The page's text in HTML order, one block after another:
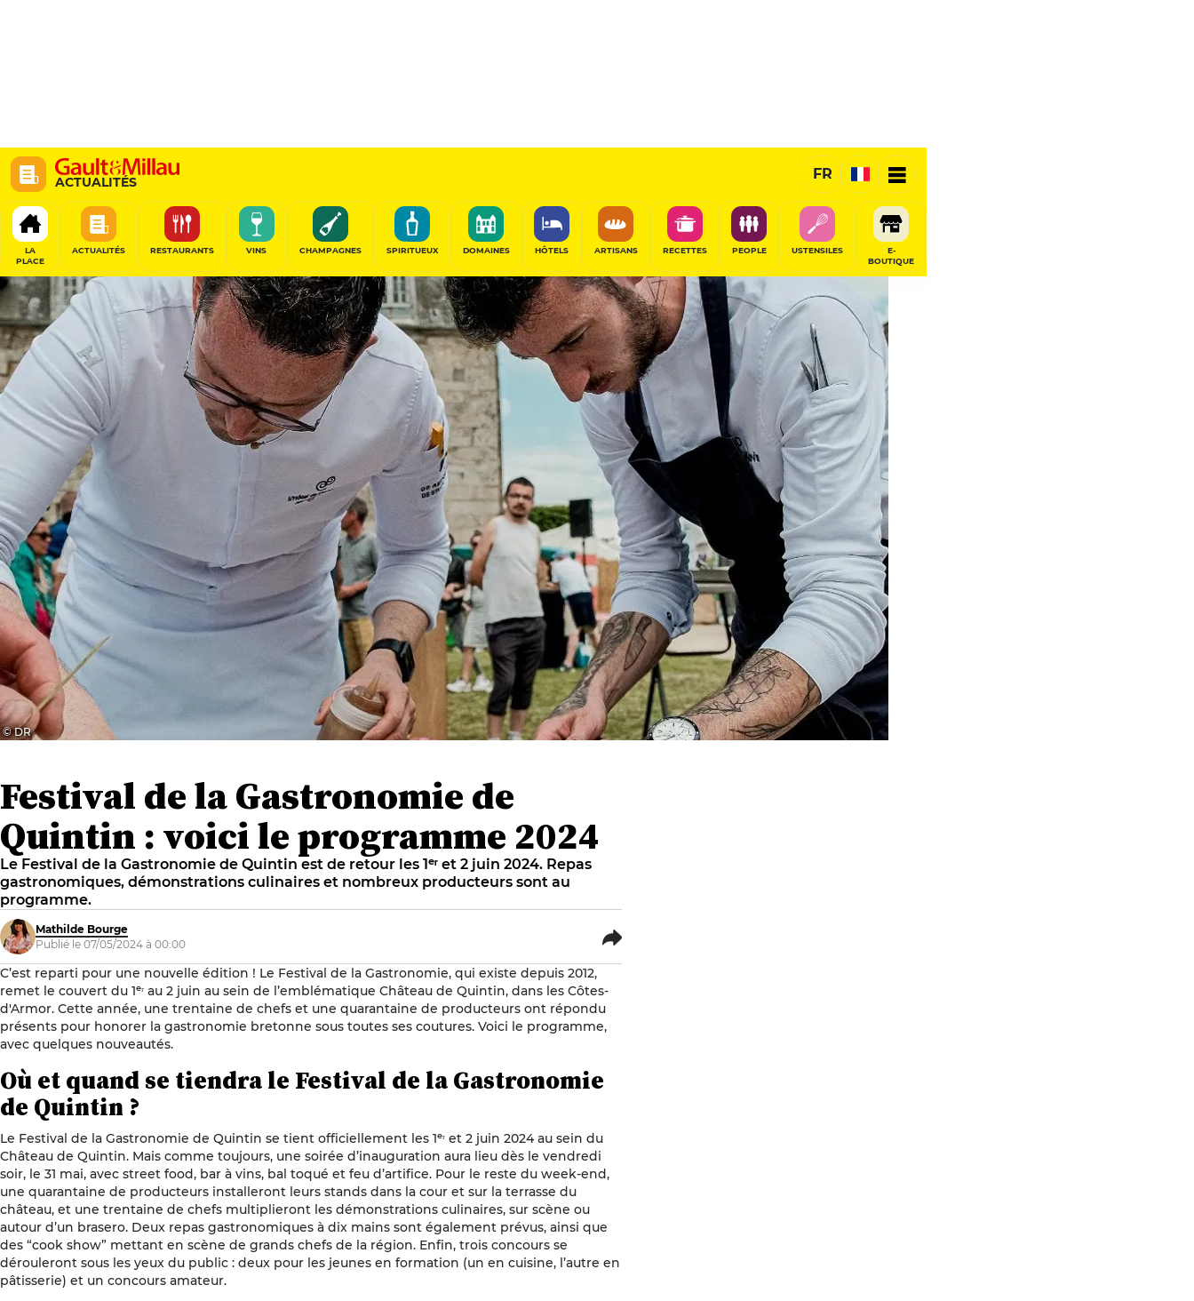
ACTUALITÉS
FR
LA
PLACE
ACTUALITÉS RESTAURANTS VINS CHAMPAGNES SPIRITUEUX DOMAINES HÔTELS ARTISANS RECETTES PEOPLE USTENSILES
E-
BOUTIQUE
© DR
Festival de la Gastronomie de
Quintin : voici le programme 2024
Le Festival de la Gastronomie de Quintin est de retour les 1ᵉʳ et 2 juin 2024. Repas
gastronomiques, démonstrations culinaires et nombreux producteurs sont au
programme.
Mathilde Bourge
Publié le 07/05/2024 à 00:00
C’est reparti pour une nouvelle édition ! Le Festival de la Gastronomie, qui existe depuis 2012,
remet le couvert du 1ᵉʳ au 2 juin au sein de l’emblématique Château de Quintin, dans les Côtes-
d'Armor. Cette année, une trentaine de chefs et une quarantaine de producteurs ont répondu
présents pour honorer la gastronomie bretonne sous toutes ses coutures. Voici le programme,
avec quelques nouveautés.
Où et quand se tiendra le Festival de la Gastronomie
de Quintin ?
Le Festival de la Gastronomie de Quintin se tient officiellement les 1ᵉʳ et 2 juin 2024 au sein du
Château de Quintin. Mais comme toujours, une soirée d’inauguration aura lieu dès le vendredi
soir, le 31 mai, avec street food, bar à vins, bal toqué et feu d’artifice. Pour le reste du week-end,
une quarantaine de producteurs installeront leurs stands dans la cour et sur la terrasse du
château, et une trentaine de chefs multiplieront les démonstrations culinaires, sur scène ou
autour d’un brasero. Deux repas gastronomiques à dix mains sont également prévus, ainsi que
des “cook show” mettant en scène de grands chefs de la région. Enfin, trois concours se
dérouleront sous les yeux du public : deux pour les jeunes en formation (un en cuisine, l’autre en
pâtisserie) et un concours amateur.